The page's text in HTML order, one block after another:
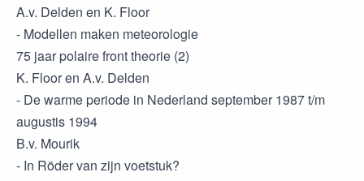
A.v. Delden en K. Floor
- Modellen maken meteorologie
75 jaar polaire front theorie (2)
K. Floor en A.v. Delden
- De warme periode in Nederland september 1987 t/m
augustis 1994
B.v. Mourik
- In Röder van zijn voetstuk?